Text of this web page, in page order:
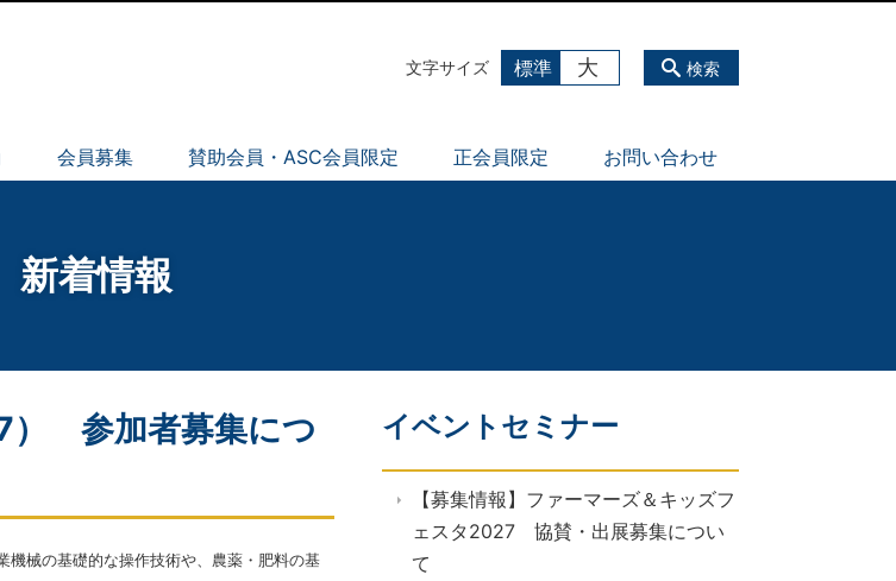
会員募集 賛助会員・ASC会員限定 正会員限定 お問い合わせ
検索
文字サイズ 標準 大
新着情報
） 参加者募集につ
機械の基礎的な操作技術や、農薬・肥料の基
イベントセミナー
【募集情報】ファーマーズ＆キッズフ
ェスタ2027 協賛・出展募集につい
て